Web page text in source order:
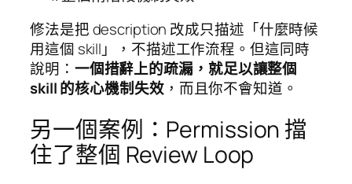
修法是把 description 改成只描述「什麼時候
用這個 skill」，不描述工作流程。但這同時
說明： 一個措辭上的疏漏，就足以讓整個
skill 的核心機制失效，而且你不會知道。
另一個案例：Permission 擋
住了整個 Review Loop